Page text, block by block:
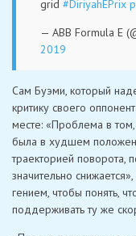
grid #DiriyahEPrix
— ABB Formula E
2019
Сам Буэми, который
критику своего
месте: «Проблема в
была в худшем
траекторией поворота,
значительно
гением, чтобы понять,
поддерживать ту же